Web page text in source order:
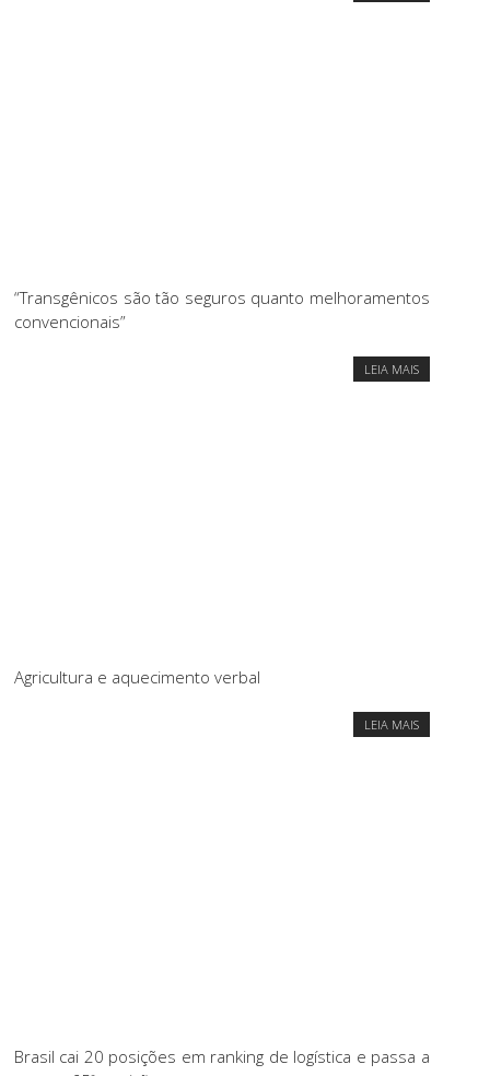
“Transgênicos são tão seguros quanto melhoramentos
convencionais”
LEIA MAIS
Agricultura e aquecimento verbal
LEIA MAIS
Brasil cai 20 posições em ranking de logística e passa a